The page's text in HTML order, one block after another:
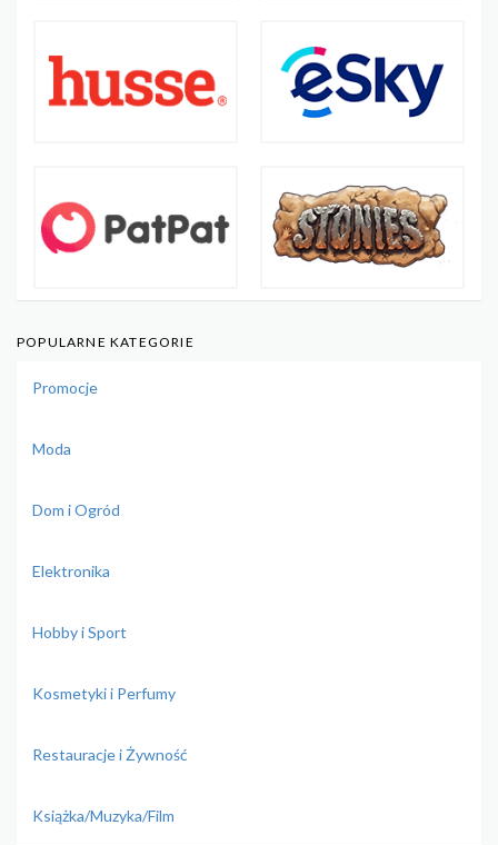
POPULARNE KATEGORIE
Promocje
Moda
Dom i Ogród
Elektronika
Hobby i Sport
Kosmetyki i Perfumy
Restauracje i Żywność
Książka/Muzyka/Film